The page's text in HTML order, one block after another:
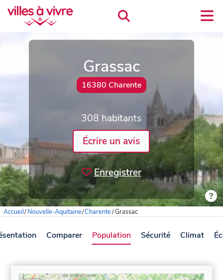
Grassac
16380 Charente
308 habitants
Écrire un avis
Enregistrer
Accueil/Nouvelle-Aquitaine/Charente/Grassac
Comparer Population Sécurité Climat